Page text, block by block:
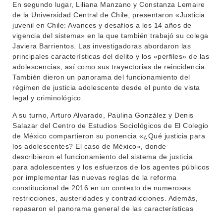
En segundo lugar, Liliana Manzano y Constanza Lemaire
de la Universidad Central de Chile, presentaron «Justicia
juvenil en Chile: Avances y desafíos a los 14 años de
vigencia del sistema» en la que también trabajó su colega
Javiera Barrientos. Las investigadoras abordaron las
principales características del delito y los «perfiles» de las
adolescencias, así como sus trayectorias de reincidencia.
También dieron un panorama del funcionamiento del
régimen de justicia adolescente desde el punto de vista
legal y criminológico.
A su turno, Arturo Alvarado, Paulina González y Denis
Salazar del Centro de Estudios Sociológicos de El Colegio
de México compartieron su ponencia «¿Qué justicia para
los adolescentes? El caso de México», donde
describieron el funcionamiento del sistema de justicia
para adolescentes y los esfuerzos de los agentes públicos
por implementar las nuevas reglas de la reforma
constitucional de 2016 en un contexto de numerosas
restricciones, austeridades y contradicciones. Además,
repasaron el panorama general de las características